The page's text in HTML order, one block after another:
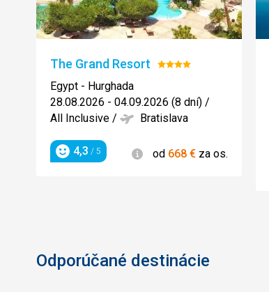
The Grand Resort Hodnotenie:
Egypt - Hurghada
28.08.2026 - 04.09.2026 (8 dní) /
All Inclusive / Bratislava
Hodnotenie
4,3 / 5 Informácie
od 668 € za os.
Odporúčané destinácie